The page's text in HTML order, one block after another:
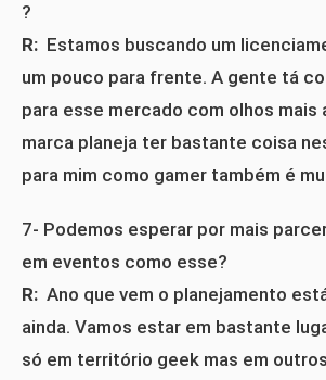
?
R: Estamos buscando um
um pouco para frente. A gente tá
para esse mercado com olhos mais
marca planeja ter bastante coisa
para mim como gamer também é
7- Podemos esperar por mais
em eventos como esse?
R: Ano que vem o planejamento
ainda. Vamos estar em bastante
só em território geek mas em